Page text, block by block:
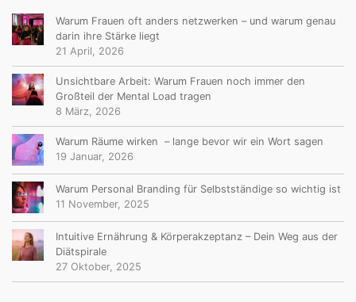
Warum Frauen oft anders netzwerken – und warum genau
darin ihre Stärke liegt
21 April, 2026
Unsichtbare Arbeit: Warum Frauen noch immer den
Großteil der Mental Load tragen
8 März, 2026
Warum Räume wirken – lange bevor wir ein Wort sagen
19 Januar, 2026
Warum Personal Branding für Selbstständige so wichtig ist
11 November, 2025
Intuitive Ernährung & Körperakzeptanz – Dein Weg aus der
Diätspirale
27 Oktober, 2025